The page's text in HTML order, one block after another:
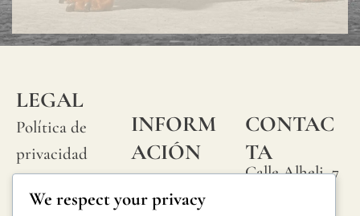
LEGAL
Política de
privacidad
Política de
INFORM
ACIÓN
Preguntas
frecuentes
CONTAC
TA
Calle Alheli, 7
We respect your privacy